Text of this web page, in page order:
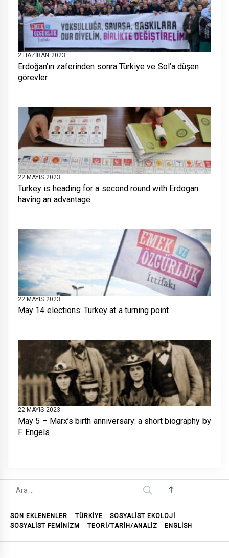
2 HAZIRAN 2023
Erdoğan’ın zaferinden sonra Türkiye ve Sol’a düşen
görevler
22 MAYIS 2023
Turkey is heading for a second round with Erdogan
having an advantage
22 MAYIS 2023
May 14 elections: Turkey at a turning point
22 MAYIS 2023
May 5 – Marx’s birth anniversary: a short biography by
F. Engels
Arama:
SON EKLENENLER TÜRKİYE
SOSYALIST EKOLOJI
SOSYALIST FEMINIZM
TEORI/TARIH/ANALIZ ENGLISH